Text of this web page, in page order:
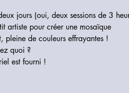
jours (oui, deux sessions de 3
artiste pour créer une mosaïque
pleine de couleurs effrayantes !
quoi ?
est fourni !